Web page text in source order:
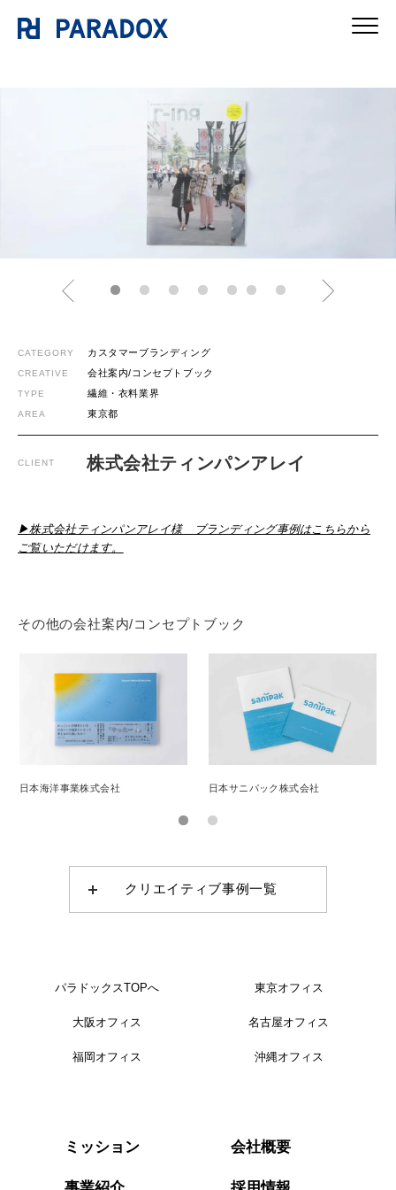
CATEGORY カスタマーブランディング
CREATIVE 会社案内/コンセプトブック
TYPE 繊維・衣料業界
AREA 東京都
CLIENT 株式会社ティンパンアレイ
▶︎株式会社ティンパンアレイ様 ブランディング事例はこちらから
ご覧いただけます。
その他の会社案内/コンセプトブック
日本海洋事業株式会社 日本サニパック株式会社
クリエイティブ事例一覧
パラドックスTOPへ 東京オフィス
大阪オフィス 名古屋オフィス
福岡オフィス 沖縄オフィス
ミッション 会社概要